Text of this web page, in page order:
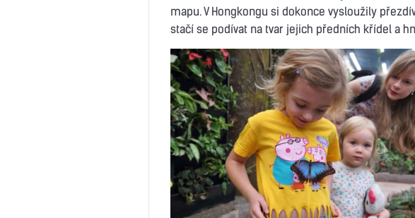
mapu. V Hongkongu si dokonce vysloužily
stačí se podívat na tvar jejich předních křídel a